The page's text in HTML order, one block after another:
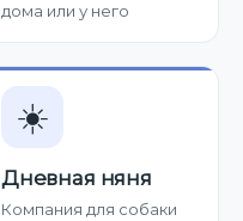
дома или у него
☀️
Дневная няня
Компания для собаки